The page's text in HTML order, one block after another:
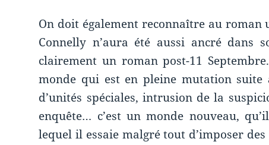
On doit également reconnaître au roman
Connelly n’aura été aussi ancré dans
clairement un roman post-11
monde qui est en pleine mutation
d’unités spéciales, intrusion de la
enquête… c’est un monde nouveau,
lequel il essaie malgré tout d’imposer